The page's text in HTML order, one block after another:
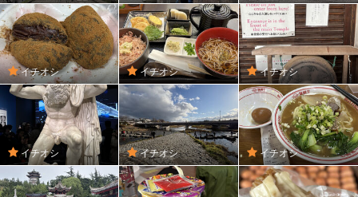
イチオシ イチオシ イチオシ
イチオシ イチオシ イチオシ